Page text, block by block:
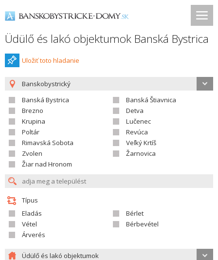
Üdülő és lakó objektumok Banská Bystrica
Uložiť toto hladanie
Banskobystrický
Banská Bystrica
Banská Štiavnica
Brezno
Detva
Krupina
Lučenec
Poltár
Revúca
Rimavská Sobota
Veľký Krtíš
Zvolen
Žarnovica
Žiar nad Hronom
Típus
Eladás
Bérlet
Vétel
Bérbevétel
Árverés
Üdülő és lakó objektumok